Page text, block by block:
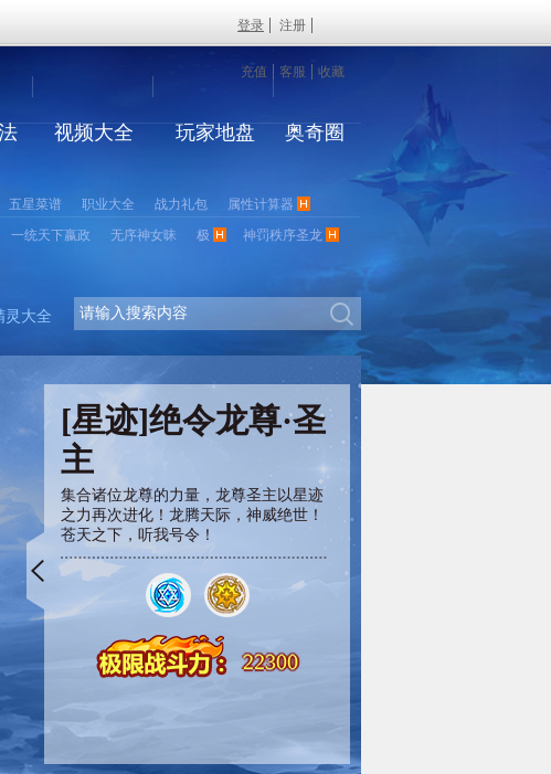
登录 注册
充值 客服 收藏
视频大全 玩家地盘 奥奇圈
五星菜谱 职业大全 战力礼包
属性计算器
一统天下嬴政 无序神女昧 极 神罚秩序圣龙
灵大全
[星迹]绝令龙尊·圣
主
集合诸位龙尊的力量，龙尊圣主以星迹
之力再次进化！龙腾天际，神威绝世！
苍天之下，听我号令！
22300